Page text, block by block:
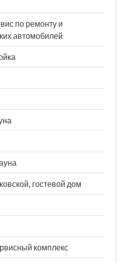
по ремонту и
автомобилей
гостевой дом
комплекс